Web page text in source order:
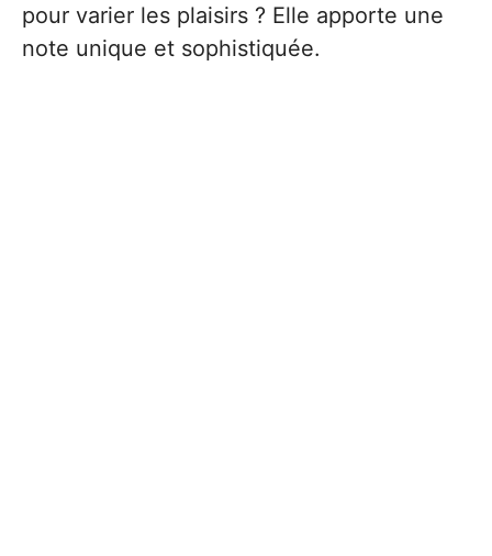
pour varier les plaisirs ? Elle apporte une
note unique et sophistiquée.